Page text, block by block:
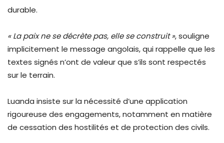
durable.
« La paix ne se décrète pas, elle se construit », souligne
implicitement le message angolais, qui rappelle que les
textes signés n’ont de valeur que s’ils sont respectés
sur le terrain.
Luanda insiste sur la nécessité d’une application
rigoureuse des engagements, notamment en matière
de cessation des hostilités et de protection des civils.